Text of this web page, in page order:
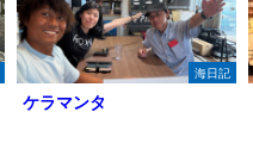
海日記
ケラマンタ